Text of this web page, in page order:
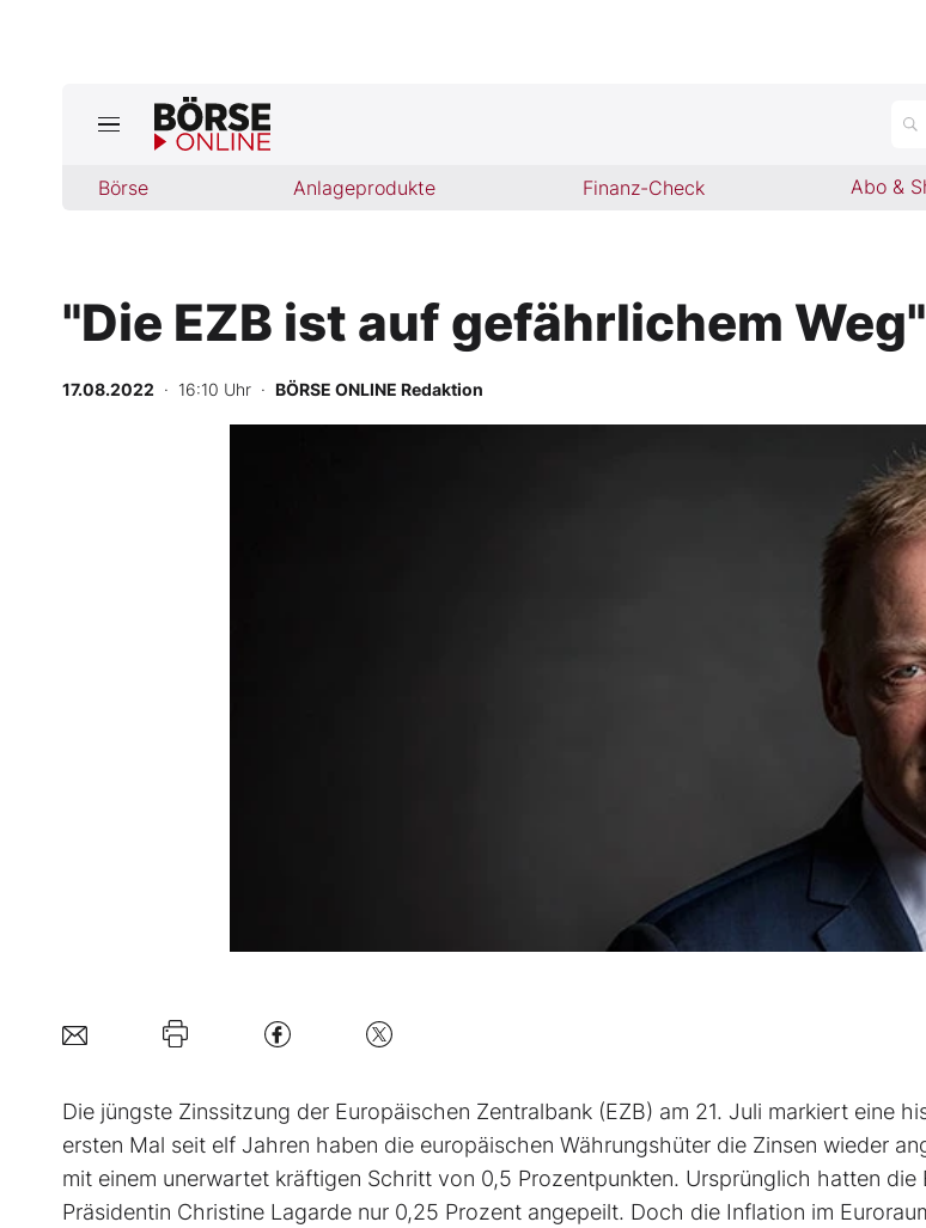
Börse Anlageprodukte Finanz-Check Abo &
Jetzt aktuelle Ausgabe BÖRSE ONLINE lesen
Anlageprodukte
Finanz-Check
"Die EZB ist auf gefährlichem Weg"
17.08.2022 · 16:10 Uhr · BÖRSE ONLINE Redaktion
Die jüngste Zinssitzung der Europäischen Zentralbank (EZB) am 21. Juli markiert eine
ersten Mal seit elf Jahren haben die europäischen Währungshüter die Zinsen wieder
mit einem unerwartet kräftigen Schritt von 0,5 Prozentpunkten. Ursprünglich hatten die
Präsidentin Christine Lagarde nur 0,25 Prozent angepeilt. Doch die Inflation im